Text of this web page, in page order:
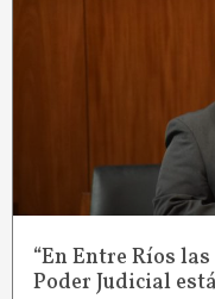
“En Entre Ríos
Poder Judicial